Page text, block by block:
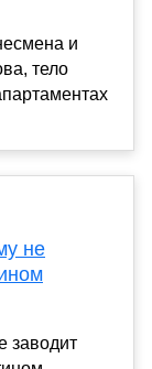
и
тело
не
заводит